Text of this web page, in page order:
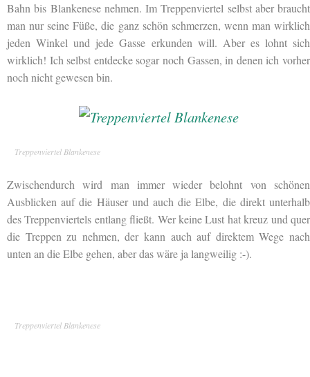
Bahn bis Blankenese nehmen. Im Treppenviertel selbst aber braucht
man nur seine Füße, die ganz schön schmerzen, wenn man wirklich
jeden Winkel und jede Gasse erkunden will. Aber es lohnt sich
wirklich! Ich selbst entdecke sogar noch Gassen, in denen ich vorher
noch nicht gewesen bin.
Treppenviertel Blankenese
Zwischendurch wird man immer wieder belohnt von schönen
Ausblicken auf die Häuser und auch die Elbe, die direkt unterhalb
des Treppenviertels entlang fließt. Wer keine Lust hat kreuz und quer
die Treppen zu nehmen, der kann auch auf direktem Wege nach
unten an die Elbe gehen, aber das wäre ja langweilig :-).
Treppenviertel Blankenese